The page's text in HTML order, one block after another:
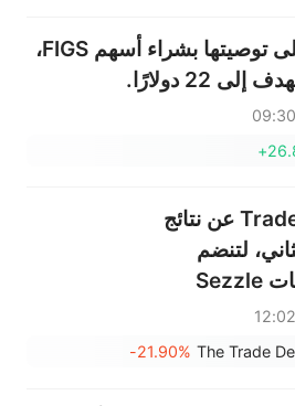
أبقت شركة BTIG على توصيتها بشراء أسهم FIGS،
22 دولارًا.
أعلنت شركة Trade Desk عن نتائج
لتنضم
بذلك إلى أسهم شركات Sezzle
وResmed وOuster وغيرها من
شهدت انخفاضًا
The Trade
-21.90%